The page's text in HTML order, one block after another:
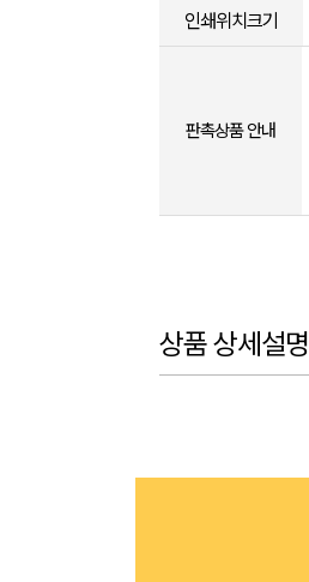
인쇄위치크기
판촉상품 안내
상품 상세설명